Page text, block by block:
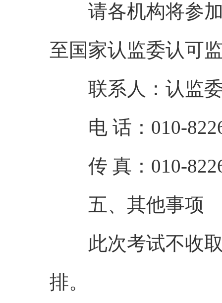
请各机构将参加
至国家认监委认可
联系人：认监委
电 话：010-
传 真：010-
五、其他事项
此次考试不收取
排。